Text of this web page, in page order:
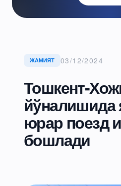
ЖАМИЯТ 03/12/2024
Тошкент-
йўналишида
юрар поезд
бошлади